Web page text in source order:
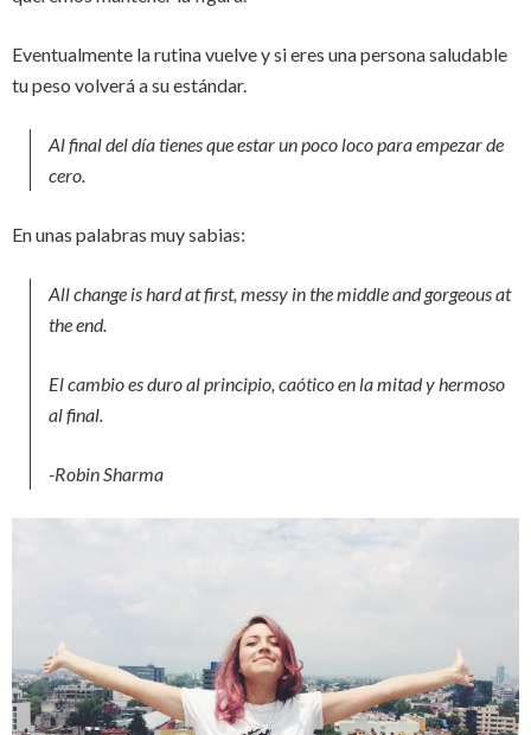
Eventualmente la rutina vuelve y si eres una persona saludable
tu peso volverá a su estándar.
Al final del día tienes que estar un poco loco para empezar de
cero.
En unas palabras muy sabias:
All change is hard at first, messy in the middle and gorgeous at
the end.
El cambio es duro al principio, caótico en la mitad y hermoso
al final.
-Robin Sharma